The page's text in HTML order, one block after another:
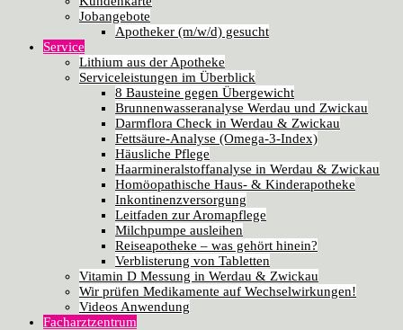
Jobangebote
Apotheker (m/w/d) gesucht
Service
Lithium aus der Apotheke
Serviceleistungen im Überblick
8 Bausteine gegen Übergewicht
Brunnenwasseranalyse Werdau und Zwickau
Darmflora Check in Werdau & Zwickau
Fettsäure-Analyse (Omega-3-Index)
Häusliche Pflege
Haarmineralstoffanalyse in Werdau & Zwickau
Homöopathische Haus- & Kinderapotheke
Inkontinenzversorgung
Leitfaden zur Aromapflege
Milchpumpe ausleihen
Reiseapotheke – was gehört hinein?
Verblisterung von Tabletten
Vitamin D Messung in Werdau & Zwickau
Wir prüfen Medikamente auf Wechselwirkungen!
Videos Anwendung
Facharztzentrum